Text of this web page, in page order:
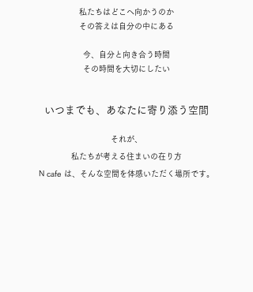
私たちはどこへ向かうのか
その答えは自分の中にある
今、自分と向き合う時間
その時間を大切にしたい
いつまでも、あなたに寄り添う空間
それが、
私たちが考える住まいの在り方
N cafe は、そんな空間を体感いただく場所です。